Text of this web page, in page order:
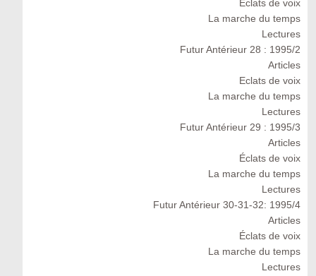
Eclats de voix
La marche du temps
Lectures
Futur Antérieur 28 : 1995/2
Articles
Eclats de voix
La marche du temps
Lectures
Futur Antérieur 29 : 1995/3
Articles
Éclats de voix
La marche du temps
Lectures
Futur Antérieur 30-31-32: 1995/4
Articles
Éclats de voix
La marche du temps
Lectures